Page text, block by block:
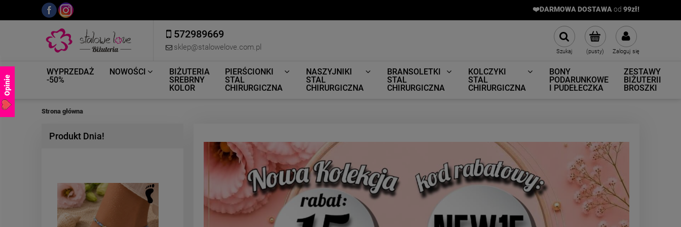
❤️DARMOWA DOSTAWA od 99zł!
572989669
sklep@stalowelove.com.pl (pusty) Zaloguj się
Szukaj
WYPRZEDAŻ
-50%
NOWOŚCI
BIŻUTERIA
SREBRNY
KOLOR
PIERŚCIONKI
STAL
CHIRURGICZNA
NASZYJNIKI
STAL
CHIRURGICZNA
BRANSOLETKI
STAL
CHIRURGICZNA
KOLCZYKI
STAL
CHIRURGICZNA
BONY
PODARUNKOWE
I PUDEŁECZKA
ZESTAWY
BIŻUTERII
BROSZKI
Strona główna
Produkt Dnia!
Opinie